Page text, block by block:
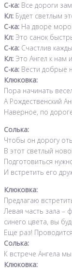
С-ка: Все дороги
Кл: Будет светлым
С-ка: На дворе
Кл: Это санок
С-ка: Счастлив
Кл: Это Ангел к нам
С-ка: Вести добрые
Клюковка:
Пора начинать
А Рождественский
Наверное, по
Солька:
Чтобы он дорогу
В этот светлый
Подготовиться
И встретить его
Клюковка:
Предлагаю
Левая часть зала –
синего цвета, вы
Еще раз!
Солька:
К встрече Ангела
Клюковка: